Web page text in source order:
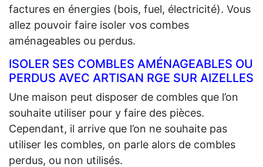
factures en énergies (bois, fuel, électricité). Vous
allez pouvoir faire isoler vos combes
aménageables ou perdus.
ISOLER SES COMBLES AMÉNAGEABLES OU
PERDUS AVEC ARTISAN RGE SUR AIZELLES
Une maison peut disposer de combles que l’on
souhaite utiliser pour y faire des pièces.
Cependant, il arrive que l’on ne souhaite pas
utiliser les combles, on parle alors de combles
perdus, ou non utilisés.